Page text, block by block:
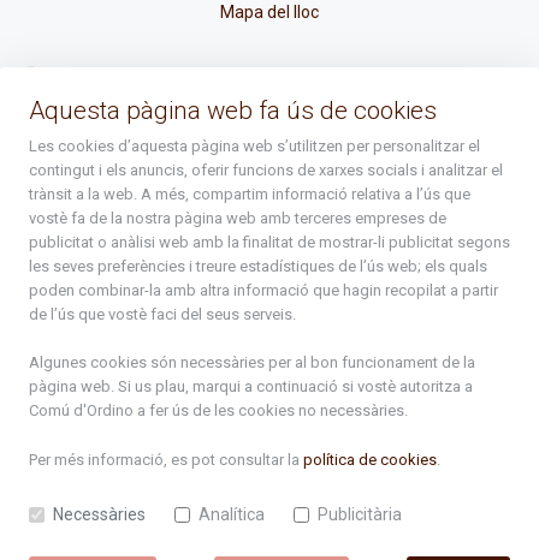
Mapa del lloc
atenciociutadana@ordino.ad
+376 878 100
De Dl. a Dv. : de 8 a 16h (els divendres a partir de l'1 de juny
fins al divendres de la setmana de Meritxell : de 8 a 14h)
Subscriu-te
Aquesta pàgina web fa ús de cookies
Les cookies d’aquesta pàgina web s’utilitzen per personalitzar el
contingut i els anuncis, oferir funcions de xarxes socials i analitzar el
trànsit a la web. A més, compartim informació relativa a l’ús que
vostè fa de la nostra pàgina web amb terceres empreses de
publicitat o anàlisi web amb la finalitat de mostrar-li publicitat segons
les seves preferències i treure estadístiques de l’ús web; els quals
poden combinar-la amb altra informació que hagin recopilat a partir
de l’ús que vostè faci del seus serveis.
Algunes cookies són necessàries per al bon funcionament de la
pàgina web. Si us plau, marqui a continuació si vostè autoritza a
Comú d'Ordino a fer ús de les cookies no necessàries.
Per més informació, es pot consultar la política de cookies.
Necessàries Analítica Publicitària